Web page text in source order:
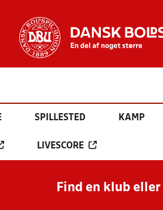
SPILLESTED KAMP
LIVESCORE
Find en klub